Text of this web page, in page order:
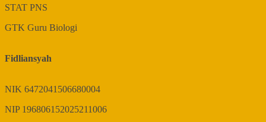
STAT PNS
GTK Guru Biologi
Fidliansyah
NIK 6472041506680004
NIP 196806152025211006